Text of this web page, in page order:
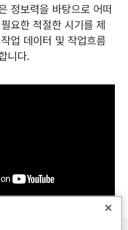
정보력을 바탕으로 어떠
요한 적절한 시기를 제
업 데이터 및 작업흐름
니다.